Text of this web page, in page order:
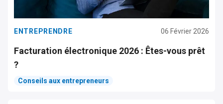
ENTREPRENDRE 06 Février 2026
Facturation électronique 2026 : Êtes-vous prêt
?
Conseils aux entrepreneurs